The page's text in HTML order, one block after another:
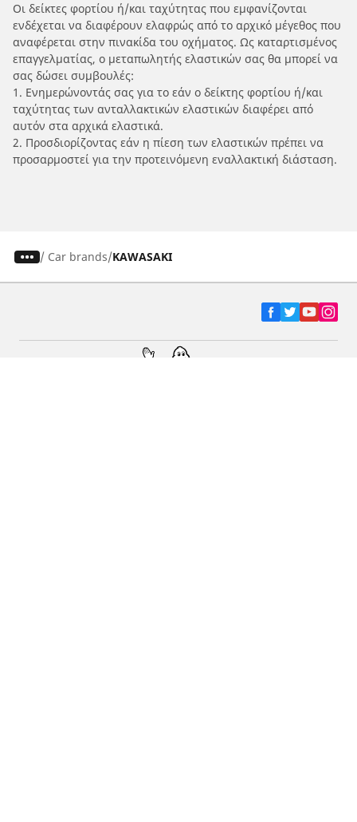
Οι δείκτες φορτίου ή/και ταχύτητας που εμφανίζονται
ενδέχεται να διαφέρουν ελαφρώς από το αρχικό μέγεθος που
αναφέρεται στην πινακίδα του οχήματος. Ως καταρτισμένος
επαγγελματίας, ο μεταπωλητής ελαστικών σας θα μπορεί να
σας δώσει συμβουλές:
1. Ενημερώνοντάς σας για το εάν ο δείκτης φορτίου ή/και
ταχύτητας των ανταλλακτικών ελαστικών διαφέρει από
αυτόν στα αρχικά ελαστικά.
2. Προσδιορίζοντας εάν η πίεση των ελαστικών πρέπει να
προσαρμοστεί για την προτεινόμενη εναλλακτική διάσταση.
/ Car brands KAWASAKI